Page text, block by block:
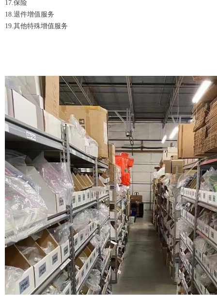
17.保险
18.退件增值服务
19.其他特殊增值服务